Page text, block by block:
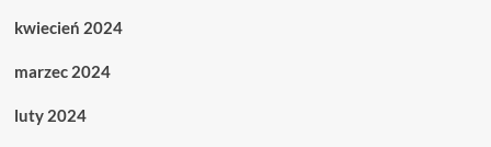
kwiecień 2024
marzec 2024
luty 2024